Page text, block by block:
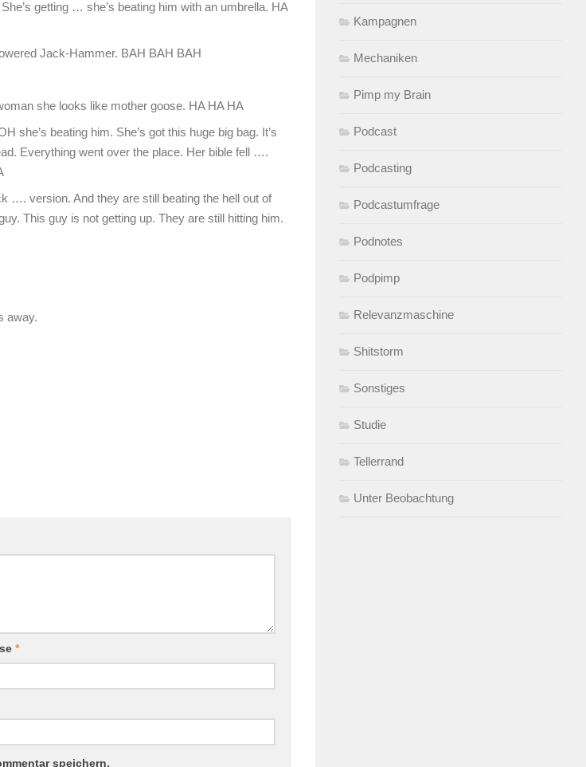
getting … she’s beating him with an umbrella. HA
Jack-Hammer. BAH BAH BAH
she looks like mother goose. HA HA HA
she’s beating him. She’s got this huge big bag. It’s
Everything went over the place. Her bible fell ….
…. version. And they are still beating the hell out of
This guy is not getting up. They are still hitting him.
away.
*
speichern.
Kampagnen
Mechaniken
Pimp my Brain
Podcast
Podcasting
Podcastumfrage
Podnotes
Podpimp
Relevanzmaschine
Shitstorm
Sonstiges
Studie
Tellerrand
Unter Beobachtung